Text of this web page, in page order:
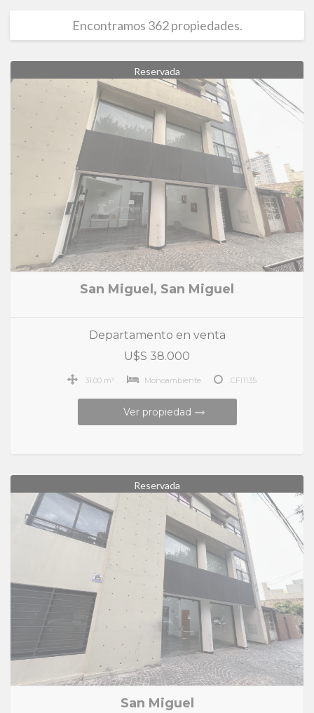
Encontramos 362 propiedades.
Reservada
San Miguel, San Miguel
Departamento en venta
U$S 38.000
31.00 m² Monoambiente CFI1135
Ver propiedad
Reservada
San Miguel